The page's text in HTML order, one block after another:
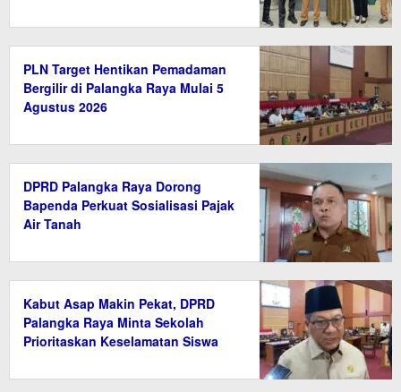
PLN Target Hentikan Pemadaman
Bergilir di Palangka Raya Mulai 5
Agustus 2026
DPRD Palangka Raya Dorong
Bapenda Perkuat Sosialisasi Pajak
Air Tanah
Kabut Asap Makin Pekat, DPRD
Palangka Raya Minta Sekolah
Prioritaskan Keselamatan Siswa